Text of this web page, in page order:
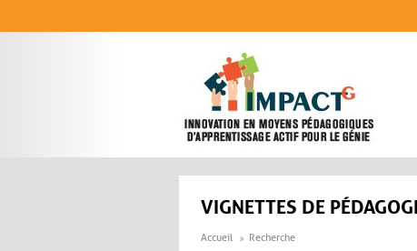
VIGNETTES DE
Accueil Recherche